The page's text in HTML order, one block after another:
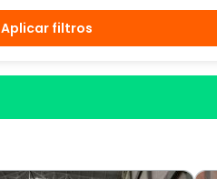
Aplicar filtros